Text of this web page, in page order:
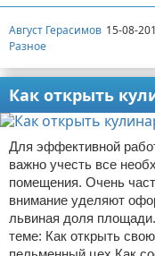
Август Герасимов 15-08-
Разное
Как открыть
Для эффективной
важно учесть все
помещения. Очень
внимание уделяют
львиная доля
теме: Как открыть